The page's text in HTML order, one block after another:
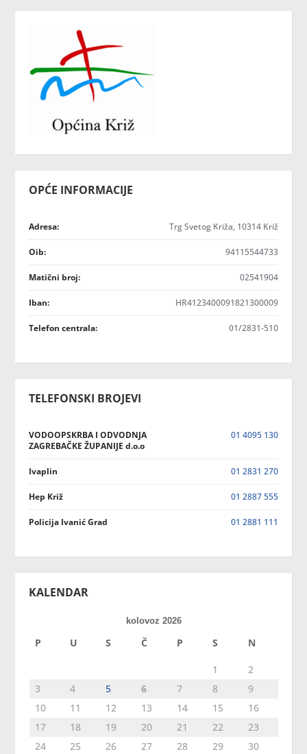
OPĆE INFORMACIJE
Adresa: Trg Svetog Križa, 10314 Križ
Oib: 94115544733
Matični broj: 02541904
Iban: HR4123400091821300009
Telefon centrala: 01/2831-510
TELEFONSKI BROJEVI
VODOOPSKRBA I ODVODNJA
ZAGREBAČKE ŽUPANIJE d.o.o
01 4095 130
Ivaplin 01 2831 270
Hep Križ 01 2887 555
Policija Ivanić Grad 01 2881 111
KALENDAR
kolovoz 2026
P U S Č P S N
1
2
3
4 5 6 7 8
9
10
11 12 13 14 15
16
17
18 19 20 21 22
23
24
25 26 27 28 29
30